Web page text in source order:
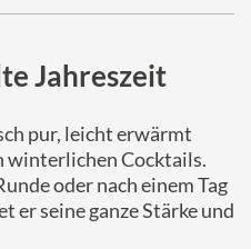
Jahreszeit
pur, leicht erwärmt
winterlichen Cocktails.
oder nach einem Tag
er seine ganze Stärke und